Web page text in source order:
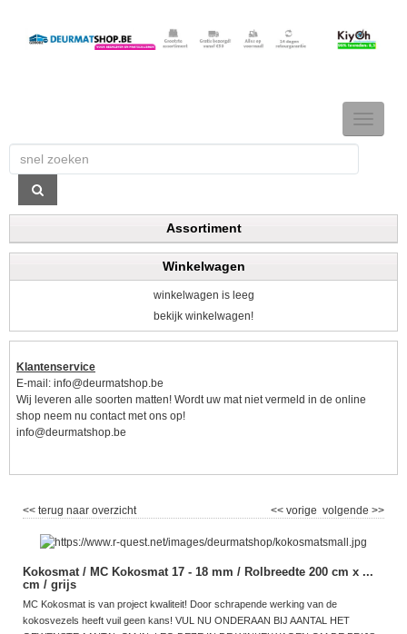
TOGGLE
Assortiment
Winkelwagen
winkelwagen is leeg
bekijk winkelwagen!
Klantenservice
E-mail: info@deurmatshop.be
Wij leveren alle soorten matten! Wordt uw mat niet vermeld in de online
shop neem nu contact met ons op!
info@deurmatshop.be
<< terug naar overzicht volgende >>
<< vorige
Kokosmat / MC Kokosmat 17 - 18 mm / Rolbreedte 200 cm x ...
cm / grijs
MC Kokosmat is van project kwaliteit! Door schrapende werking van de
kokosvezels heeft vuil geen kans! VUL NU ONDERAAN BIJ AANTAL HET